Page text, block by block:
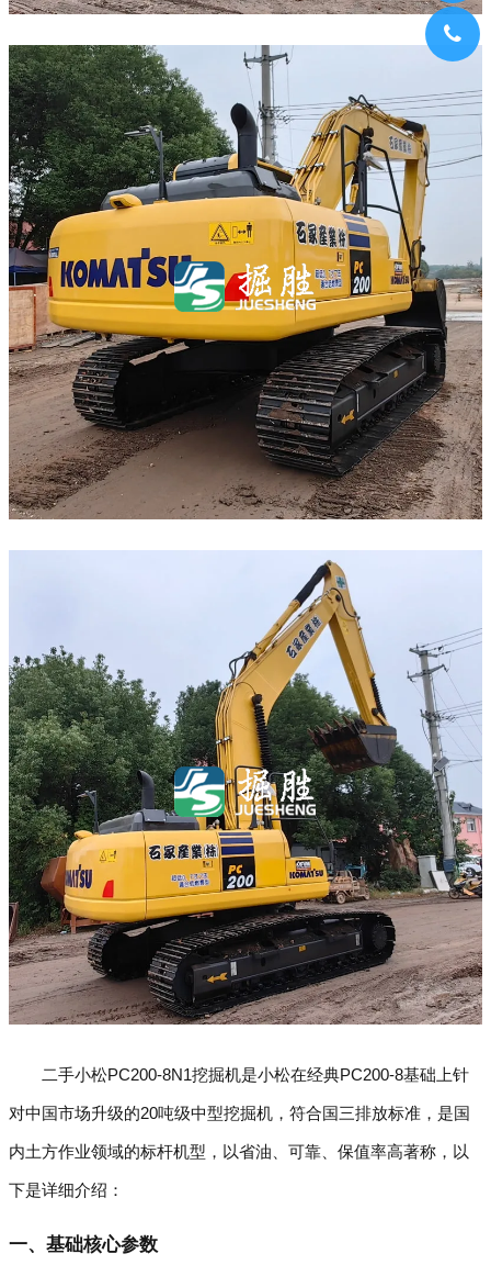
二手小松PC200-8N1挖掘机是小松在经典PC200-8基础上针
对中国市场升级的20吨级中型挖掘机，符合国三排放标准，是国
内土方作业领域的标杆机型，以省油、可靠、保值率高著称，以
下是详细介绍：
一、基础核心参数